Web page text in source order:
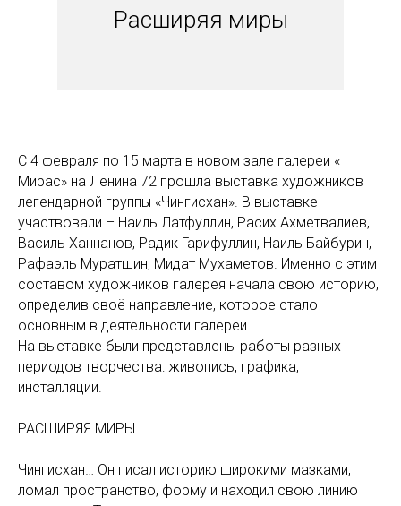
Расширяя миры
С 4 февраля по 15 марта в новом зале галереи «
Мирас» на Ленина 72 прошла выставка художников
легендарной группы «Чингисхан». В выставке
участвовали – Наиль Латфуллин, Расих Ахметвалиев,
Василь Ханнанов, Радик Гарифуллин, Наиль Байбурин,
Рафаэль Муратшин, Мидат Мухаметов. Именно с этим
составом художников галерея начала свою историю,
определив своё направление, которое стало
основным в деятельности галереи.
На выставке были представлены работы разных
периодов творчества: живопись, графика,
инсталляции.
РАСШИРЯЯ МИРЫ
Чингисхан… Он писал историю широкими мазками,
ломал пространство, форму и находил свою линию